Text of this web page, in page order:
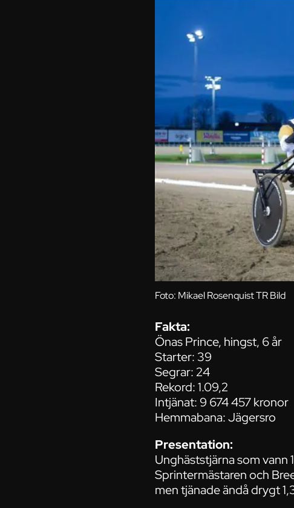
Foto: Mikael Rosenquist TR Bild
Fakta:
Önas Prince, hingst, 6 år
Starter: 39
Segrar: 24
Rekord: 1.09,2
Intjänat: 9 674 457 kronor
Hemmabana: Jägersro
Presentation:
Unghäststjärna som vann
Sprintermästaren och
men tjänade ändå drygt